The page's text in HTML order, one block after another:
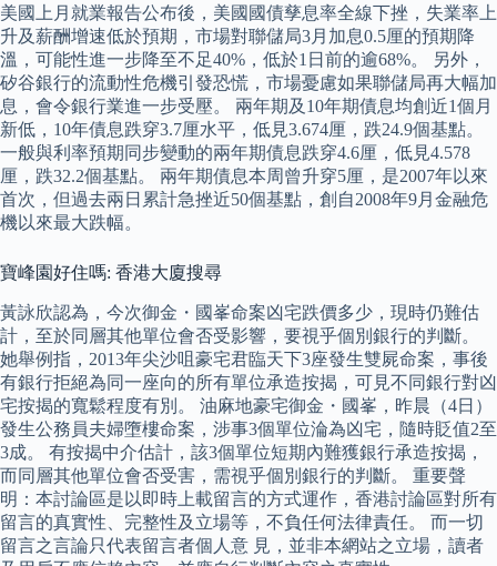
美國上月就業報告公布後，美國國債孳息率全線下挫，失業率上
升及薪酬增速低於預期，市場對聯儲局3月加息0.5厘的預期降
溫，可能性進一步降至不足40%，低於1日前的逾68%。 另外，
矽谷銀行的流動性危機引發恐慌，市場憂慮如果聯儲局再大幅加
息，會令銀行業進一步受壓。 兩年期及10年期債息均創近1個月
新低，10年債息跌穿3.7厘水平，低見3.674厘，跌24.9個基點。
一般與利率預期同步變動的兩年期債息跌穿4.6厘，低見4.578
厘，跌32.2個基點。 兩年期債息本周曾升穿5厘，是2007年以來
首次，但過去兩日累計急挫近50個基點，創自2008年9月金融危
機以來最大跌幅。
寶峰園好住嗎: 香港大廈搜尋
黃詠欣認為，今次御金・國峯命案凶宅跌價多少，現時仍難估
計，至於同層其他單位會否受影響，要視乎個別銀行的判斷。
她舉例指，2013年尖沙咀豪宅君臨天下3座發生雙屍命案，事後
有銀行拒絕為同一座向的所有單位承造按揭，可見不同銀行對凶
宅按揭的寬鬆程度有別。 油麻地豪宅御金・國峯，昨晨（4日）
發生公務員夫婦墮樓命案，涉事3個單位淪為凶宅，隨時貶值2至
3成。 有按揭中介估計，該3個單位短期內難獲銀行承造按揭，
而同層其他單位會否受害，需視乎個別銀行的判斷。 重要聲
明：本討論區是以即時上載留言的方式運作，香港討論區對所有
留言的真實性、完整性及立場等，不負任何法律責任。 而一切
留言之言論只代表留言者個人意 見，並非本網站之立場，讀者